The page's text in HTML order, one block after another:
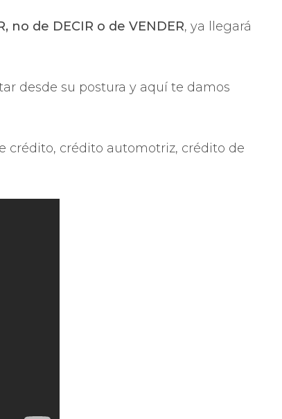
no de DECIR o de VENDER, ya llegará
desde su postura y aquí te damos
crédito, crédito automotriz, crédito de